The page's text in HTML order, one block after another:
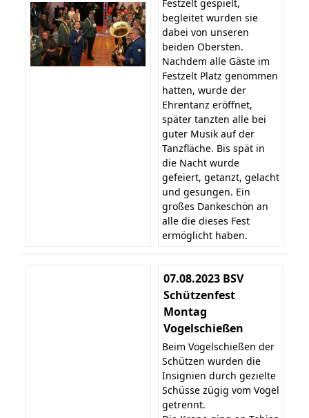
Festzelt gespielt,
begleitet wurden sie
dabei von unseren
beiden Obersten.
Nachdem alle Gäste im
Festzelt Platz genommen
hatten, wurde der
Ehrentanz eröffnet,
später tanzten alle bei
guter Musik auf der
Tanzfläche. Bis spät in
die Nacht wurde
gefeiert, getanzt, gelacht
und gesungen. Ein
großes Dankeschön an
alle die dieses Fest
ermöglicht haben.
07.08.2023 BSV
Schützenfest
Montag
Vogelschießen
Beim Vogelschießen der
Schützen wurden die
Insignien durch gezielte
Schüsse zügig vom Vogel
getrennt.